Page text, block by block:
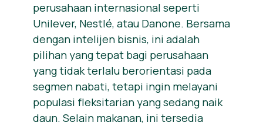
perusahaan internasional seperti
Unilever, Nestlé, atau Danone. Bersama
dengan intelijen bisnis, ini adalah
pilihan yang tepat bagi perusahaan
yang tidak terlalu berorientasi pada
segmen nabati, tetapi ingin melayani
populasi fleksitarian yang sedang naik
daun. Selain makanan, ini tersedia